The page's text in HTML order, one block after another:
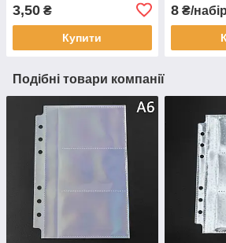
3,50 ₴
Купити
8₴/набір
Подібні товари компанії